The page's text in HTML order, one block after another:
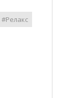
#Релакс